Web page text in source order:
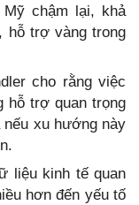
chậm lại, khả
hỗ trợ vàng trong
cho rằng việc
hỗ trợ quan trọng
nếu xu hướng này
liệu kinh tế quan
hơn đến yếu tố